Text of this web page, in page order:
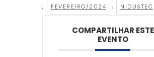
, FEVEREIRO/2024 , NIDUSTEC
COMPARTILHAR ESTE
EVENTO